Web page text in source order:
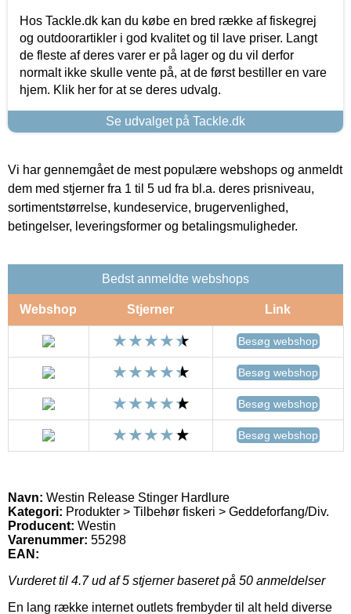
Hos Tackle.dk kan du købe en bred række af fiskegrej
og outdoorartikler i god kvalitet og til lave priser. Langt
de fleste af deres varer er på lager og du vil derfor
normalt ikke skulle vente på, at de først bestiller en vare
hjem. Klik her for at se deres udvalg.
Se udvalget på Tackle.dk
Vi har gennemgået de mest populære webshops og anmeldt
dem med stjerner fra 1 til 5 ud fra bl.a. deres prisniveau,
sortimentstørrelse, kundeservice, brugervenlighed,
betingelser, leveringsformer og betalingsmuligheder.
Bedst anmeldte webshops
Webshop Stjerner Link
Besøg webshop
Besøg webshop
Besøg webshop
Besøg webshop
Navn: Westin Release Stinger Hardlure
Kategori: Produkter > Tilbehør fiskeri > Geddeforfang/Div.
Producent: Westin
Varenummer: 55298
EAN:
Vurderet til 4.7ud af 5 stjerner baseret på 50 anmeldelser
En lang række internet outlets frembyder til alt held diverse